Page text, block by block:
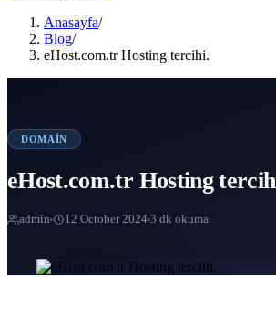
Anasayfa/
Blog/
eHost.com.tr Hosting tercihi.
DOMAIN
eHost.com.tr Hosting
admin 12 October 2024 3 dk okuma